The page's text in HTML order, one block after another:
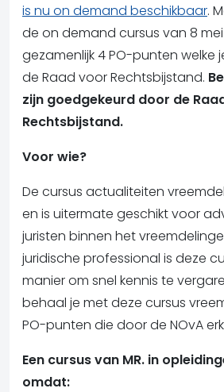
is nu on demand beschikbaar.
de on demand cursus van 8
gezamenlijk 4 PO-punten welke
de Raad voor Rechtsbijstand.
zijn goedgekeurd door de
Rechtsbijstand.
Voor wie?
De cursus actualiteiten
en is uitermate geschikt voor
juristen binnen het
juridische professional is deze
manier om snel kennis te
behaal je met deze cursus
PO-punten die door de NOvA
Een cursus van MR. in
omdat: